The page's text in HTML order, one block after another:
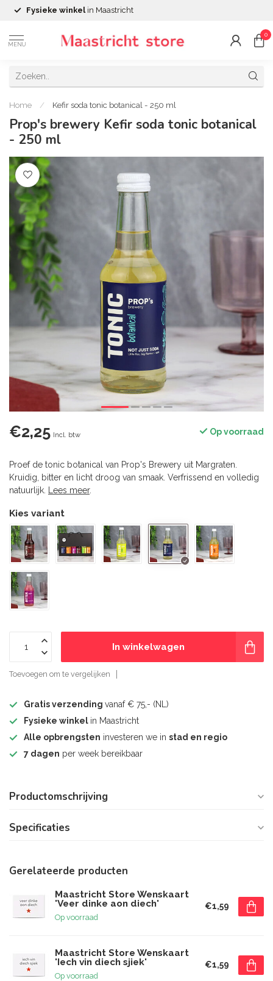
Fysieke winkel in Maastricht
MENU
0
Home / Kefir soda tonic botanical - 250 ml
Prop's brewery Kefir soda tonic botanical
- 250 ml
€2,25 Incl. btw Op voorraad
Proef de tonic botanical van Prop's Brewery uit Margraten.
Kruidig, bitter en licht droog van smaak. Verfrissend en volledig
natuurlijk.
Lees meer.
Kies variant
In winkelwagen
Toevoegen om te vergelijken
Gratis verzending vanaf € 75,- (NL)
Fysieke winkel in Maastricht
Alle opbrengsten investeren we in stad en regio
7 dagen per week bereikbaar
Productomschrijving
Specificaties
Gerelateerde producten
Maastricht Store Wenskaart
'Veer dinke aon diech'
Op voorraad
€1,59
Maastricht Store Wenskaart
'Iech vin diech sjiek'
Op voorraad
€1,59